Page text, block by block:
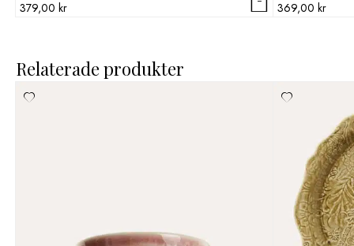
379,00 kr 369,00kr
Relaterade produkter